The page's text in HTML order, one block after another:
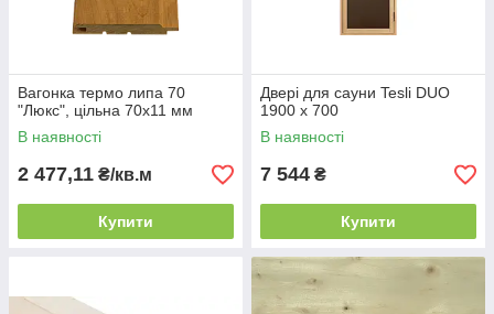
Вагонка термо липа 70
"Люкс", цільна 70х11 мм
В наявності
2 477,11 ₴/кв.м
Купити
Двері для сауни Tesli DUO
1900 х 700
В наявності
7 544 ₴
Купити